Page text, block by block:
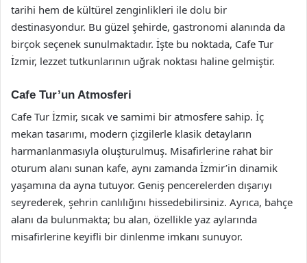
tarihi hem de kültürel zenginlikleri ile dolu bir
destinasyondur. Bu güzel şehirde, gastronomi alanında da
birçok seçenek sunulmaktadır. İşte bu noktada, Cafe Tur
İzmir, lezzet tutkunlarının uğrak noktası haline gelmiştir.
Cafe Tur’un Atmosferi
Cafe Tur İzmir, sıcak ve samimi bir atmosfere sahip. İç
mekan tasarımı, modern çizgilerle klasik detayların
harmanlanmasıyla oluşturulmuş. Misafirlerine rahat bir
oturum alanı sunan kafe, aynı zamanda İzmir’in dinamik
yaşamına da ayna tutuyor. Geniş pencerelerden dışarıyı
seyrederek, şehrin canlılığını hissedebilirsiniz. Ayrıca, bahçe
alanı da bulunmakta; bu alan, özellikle yaz aylarında
misafirlerine keyifli bir dinlenme imkanı sunuyor.